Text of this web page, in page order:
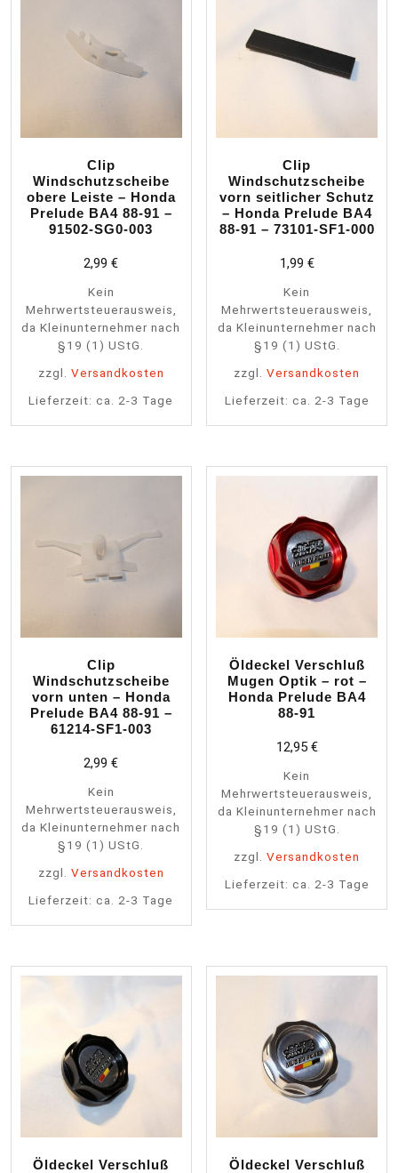
Clip
Windschutzscheibe
obere Leiste – Honda
Prelude BA4 88-91 –
91502-SG0-003
2,99€
Kein
Mehrwertsteuerausweis,
da Kleinunternehmer nach
§19 (1) UStG.
zzgl. Versandkosten
Lieferzeit:ca. 2-3 Tage
Clip
Windschutzscheibe
vorn seitlicher Schutz
– Honda Prelude BA4
88-91 – 73101-SF1-000
1,99 €
Kein
Mehrwertsteuerausweis,
da Kleinunternehmer nach
§19 (1) UStG.
zzgl.Versandkosten
Lieferzeit: ca. 2-3 Tage
Clip
Windschutzscheibe
vorn unten – Honda
Prelude BA4 88-91 –
61214-SF1-003
2,99€
Kein
Mehrwertsteuerausweis,
da Kleinunternehmer nach
§19 (1) UStG.
zzgl. Versandkosten
Lieferzeit:ca. 2-3 Tage
Öldeckel Verschluß
Mugen Optik – rot –
Honda Prelude BA4
88-91
12,95 €
Kein
Mehrwertsteuerausweis,
da Kleinunternehmer nach
§19 (1) UStG.
zzgl.Versandkosten
Lieferzeit: ca. 2-3 Tage
Öldeckel Verschluß Öldeckel Verschluß